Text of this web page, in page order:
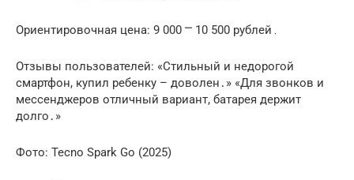
Ориентировочная цена: 9 000 ⎻ 10 500 рублей․
Отзывы пользователей: «Стильный и недорогой
смартфон, купил ребенку – доволен․» «Для звонков и
мессенджеров отличный вариант, батарея держит
долго․»
Фото: Tecno Spark Go (2025)